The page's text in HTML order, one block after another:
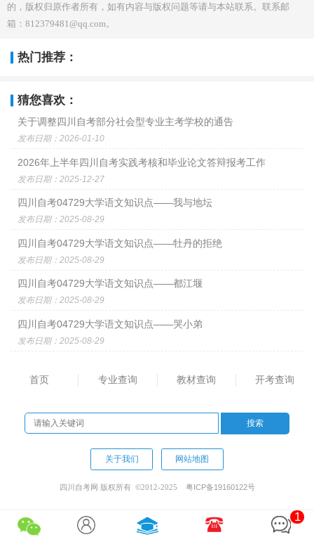
的，版权归原作者所有，如有内容与版权问题等请与本站联系。联系邮
箱：812379481@qq.com。
热门推荐：
猜您喜欢：
关于调整四川自考部分社会型专业主考学校的通告
发布日期：2026-01-10
2026年上半年四川自考实践考核和毕业论文答辩报考工作
发布日期：2025-12-27
四川自考04729大学语文知识点——我与地坛
发布日期：2025-08-29
四川自考04729大学语文知识点——牡丹的拒绝
发布日期：2025-08-29
四川自考04729大学语文知识点——都江堰
发布日期：2025-08-29
四川自考04729大学语文知识点——哭小弟
发布日期：2025-08-29
首页 专业查询 教材查询 开考查询
关于我们 网站地图
四川自考网 版权所有 ©2012-2025 粤ICP备19160122号
1